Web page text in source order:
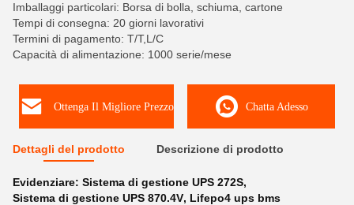
Imballaggi particolari: Borsa di bolla, schiuma, cartone
Tempi di consegna: 20 giorni lavorativi
Termini di pagamento: T/T,L/C
Capacità di alimentazione: 1000 serie/mese
Ottenga Il Migliore Prezzo Chatta Adesso
Dettagli del prodotto Descrizione di prodotto
Evidenziare: Sistema di gestione UPS 272S,
Sistema di gestione UPS 870.4V, Lifepo4 ups bms